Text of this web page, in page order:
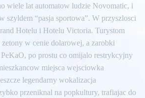
wiele lat automatow ludzie Novomatic, i
szyldem “pasja sportowa”. W przyszlosci
Hotelu i Hotelu Victoria. Turystom
w cenie dolarowej, a zarobki
po prostu co omijalo restrykcyjny
miejsca wejsciowka
legendarny wokalizacja
przeniknal na popkultury, trafiajac do